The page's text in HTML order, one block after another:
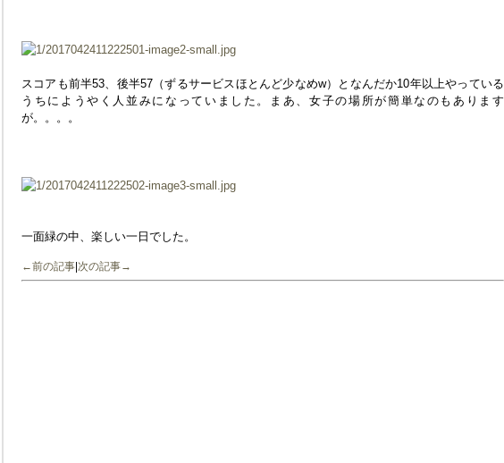
スコアも前半53、後半57（ずるサービスほとんど少なめw）となんだか10年以上やっている
うちにようやく人並みになっていました。まあ、女子の場所が簡単なのもあります
が。。。。
一面緑の中、楽しい一日でした。
←前の記事 次の記事→